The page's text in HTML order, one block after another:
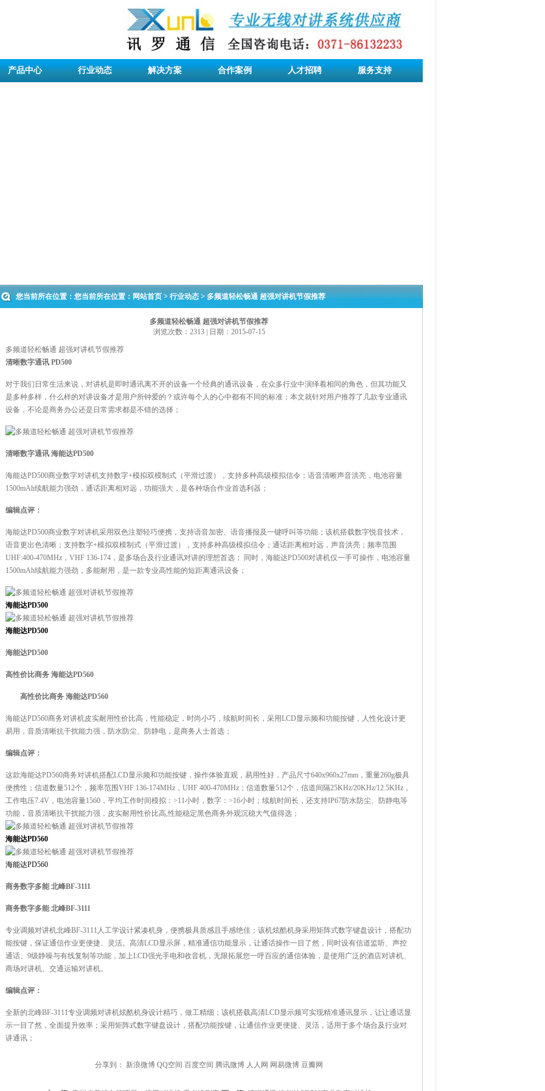
产品中心 行业动态 解决方案 合作案例 人才招聘 服务支持
您当前所在位置：您当前所在位置：网站首页>行业动态> 多频道轻松畅通 超强对讲机节假推荐
多频道轻松畅通 超强对讲机节假推荐
浏览次数：2313 | 日期：2015-07-15
多频道轻松畅通 超强对讲机节假推荐
清晰数字通讯 PD500
对于我们日常生活来说，对讲机是即时通讯离不开的设备一个经典的通讯设备，在众多行业中演绎着相同的角色，但其功能又
是多种多样，什么样的对讲设备才是用户所钟爱的？或许每个人的心中都有不同的标准；本文就针对用户推荐了几款专业通讯
设备，不论是商务办公还是日常需求都是不错的选择；
清晰数字通讯 海能达PD500
海能达PD500商业数字对讲机支持数字+模拟双模制式（平滑过渡），支持多种高级模拟信令；语音清晰声音洪亮，电池容量
1500mAh续航能力强劲，通话距离相对远，功能强大，是各种场合作业首选利器；
编辑点评：
海能达PD500商业数字对讲机采用双色注塑轻巧便携，支持语音加密、语音播报及一键呼叫等功能；该机搭载数字悦音技术，
语音更出色清晰；支持数字+模拟双模制式（平滑过渡），支持多种高级模拟信令；通话距离相对远，声音洪亮；频率范围
UHF:400-470MHz，VHF 136-174，是多场合及行业通讯对讲的理想首选； 同时，海能达PD500对讲机仅一手可操作，电池容量
1500mAh续航能力强劲，多能耐用，是一款专业高性能的短距离通讯设备；
海能达PD500
海能达PD500
海能达PD500
高性价比商务 海能达PD560
高性价比商务 海能达PD560
海能达PD560商务对讲机皮实耐用性价比高，性能稳定，时尚小巧，续航时间长，采用LCD显示频和功能按键，人性化设计更
易用，音质清晰抗干扰能力强，防水防尘、防静电，是商务人士首选；
编辑点评：
这款海能达PD560商务对讲机搭配LCD显示频和功能按键，操作体验直观，易用性好，产品尺寸640x960x27mm，重量260g极具
便携性；信道数量512个，频率范围VHF 136-174MHz，UHF 400-470MHz；信道数量512个，信道间隔25KHz/20KHz/12.5KHz，
工作电压7.4V，电池容量1560，平均工作时间模拟：>11小时，数字：>16小时；续航时间长，还支持IP67防水防尘、防静电等
功能，音质清晰抗干扰能力强，皮实耐用性价比高,性能稳定黑色商务外观沉稳大气值得选；
海能达PD560
海能达PD560
商务数字多能 北峰BF-3111
商务数字多能 北峰BF-3111
专业调频对讲机北峰BF-3111人工学设计紧凑机身，便携极具质感且手感绝佳；该机炫酷机身采用矩阵式数字键盘设计，搭配功
能按键，保证通信作业更便捷、灵活。高清LCD显示屏，精准通信功能显示，让通话操作一目了然，同时设有信道监听、声控
通话、9级静噪与有线复制等功能，加上LCD强光手电和收音机，无限拓展您一呼百应的通信体验，是使用广泛的酒店对讲机、
商场对讲机、交通运输对讲机。
编辑点评：
全新的北峰BF-3111专业调频对讲机炫酷机身设计精巧，做工精细；该机搭载高清LCD显示频可实现精准通讯显示，让让通话显
示一目了然，全面提升效率；采用矩阵式数字键盘设计，搭配功能按键，让通信作业更便捷、灵活，适用于多个场合及行业对
讲通讯；
分享到： 新浪微博 QQ空间 百度空间 腾讯微博 人人网 网易微博 豆瓣网